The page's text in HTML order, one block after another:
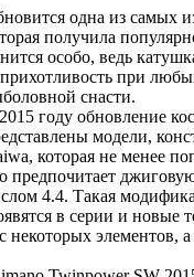
одна из самых
получила
особо, ведь
при
снасти.
году обновление
модели,
которая не менее
предпочитает
4.4. Такая
в серии и новые
некоторых элементов,